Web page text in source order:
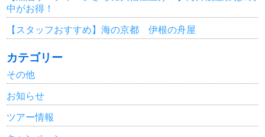
中がお得！
【スタッフおすすめ】海の京都 伊根の舟屋
カテゴリー
その他
お知らせ
ツアー情報